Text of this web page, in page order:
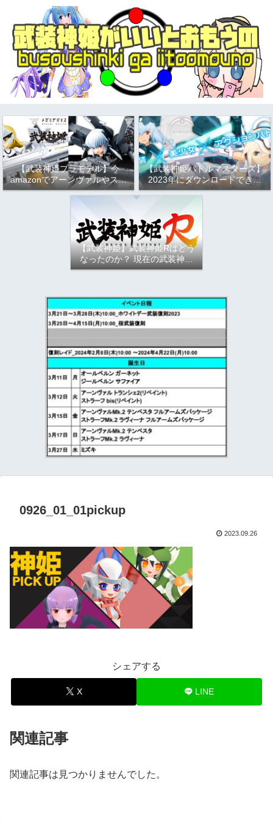
【武装神姫プラモデル】今
amazonでアーンヴァルやスト
ラーフがお得という話
【武装神姫バトルマスターズ】
2023年にダウンロードできる
か問題について
【武装神姫】武装神姫Rはどう
なったのか？ 現在の武装神姫
アーケード（バトコン）につい
0926_01_01pickup
2023.09.26
シェアする
X LINE
関連記事
関連記事は見つかりませんでした。